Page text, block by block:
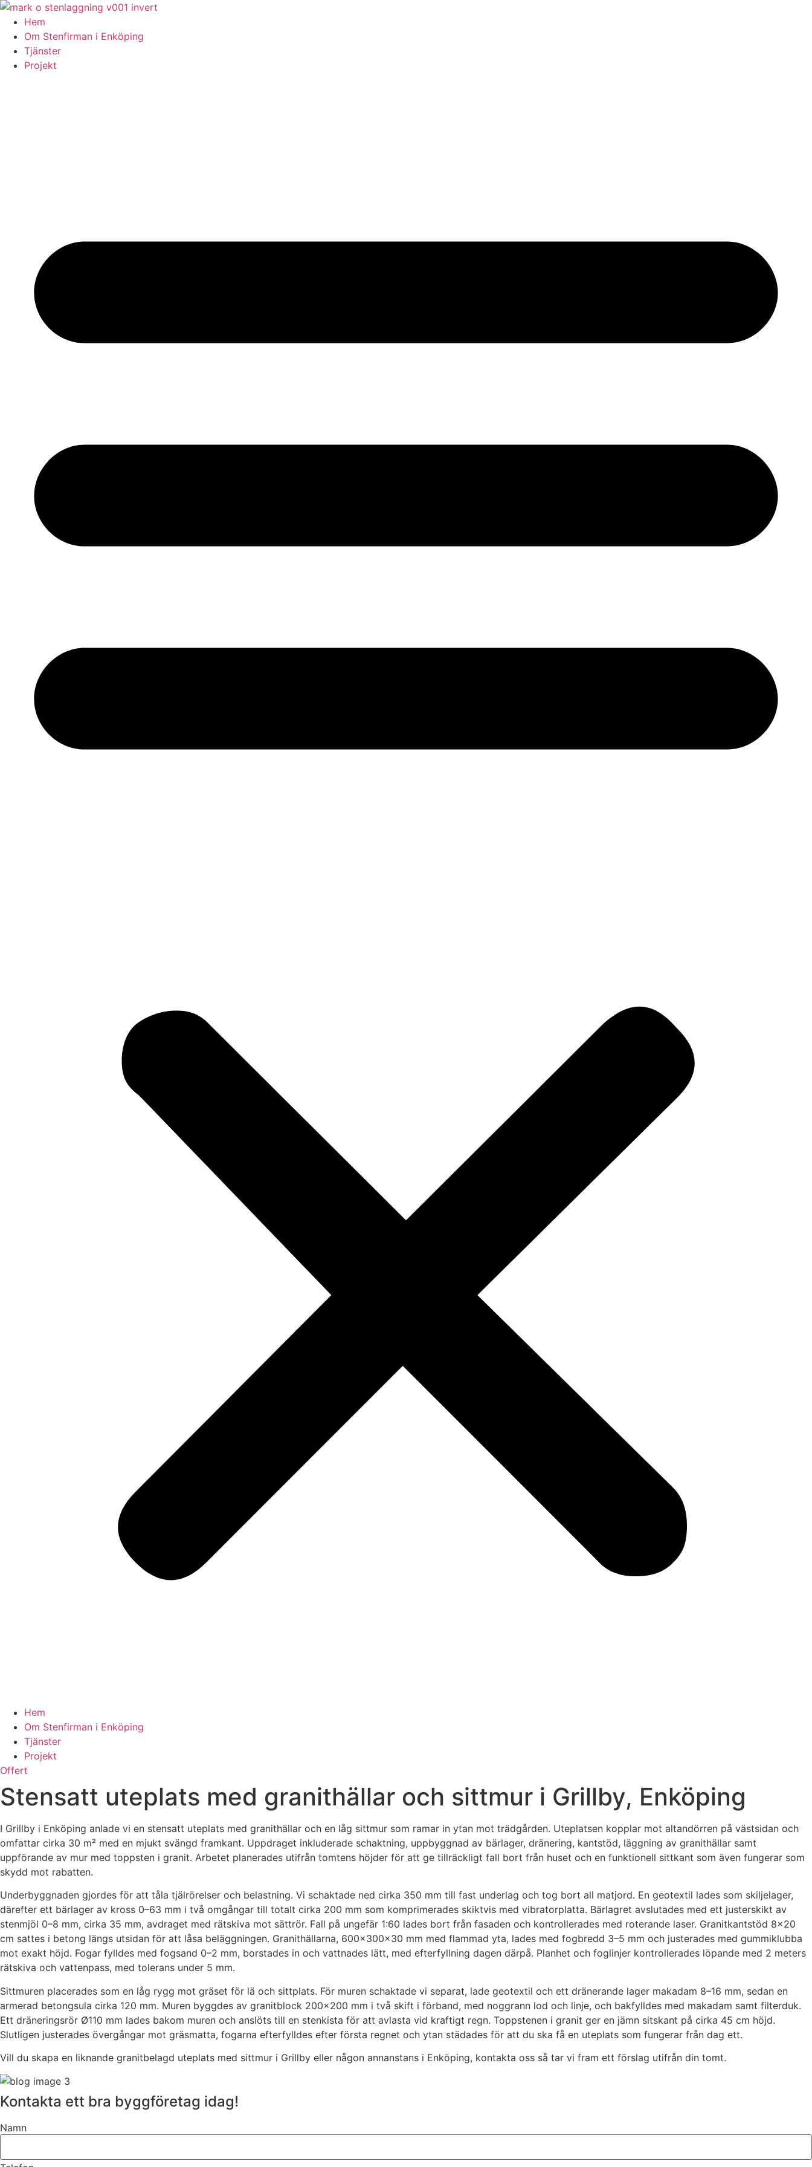
Skip
content
Hem
Om Stenfirman i Enköping
Tjänster
Projekt
Hem
Om Stenfirman i Enköping
Tjänster
Projekt
Offert
Stensatt uteplats med granithällar och sittmur i Grillby, Enköping
I Grillby i Enköping anlade vi en stensatt uteplats med granithällar och en låg sittmur som ramar in ytan mot trädgården. Uteplatsen kopplar mot altandörren på västsidan och
omfattar cirka 30 m² med en mjukt svängd framkant. Uppdraget inkluderade schaktning, uppbyggnad av bärlager, dränering, kantstöd, läggning av granithällar samt
uppförande av mur med toppsten i granit. Arbetet planerades utifrån tomtens höjder för att ge tillräckligt fall bort från huset och en funktionell sittkant som även fungerar som
skydd mot rabatten.
Underbyggnaden gjordes för att tåla tjälrörelser och belastning. Vi schaktade ned cirka 350 mm till fast underlag och tog bort all matjord. En geotextil lades som skiljelager,
därefter ett bärlager av kross 0–63 mm i två omgångar till totalt cirka 200 mm som komprimerades skiktvis med vibratorplatta. Bärlagret avslutades med ett justerskikt av
stenmjöl 0–8 mm, cirka 35 mm, avdraget med rätskiva mot sättrör. Fall på ungefär 1:60 lades bort från fasaden och kontrollerades med roterande laser. Granitkantstöd 8×20
cm sattes i betong längs utsidan för att låsa beläggningen. Granithällarna, 600x300x30 mm med flammad yta, lades med fogbredd 3–5 mm och justerades med gummiklubba
mot exakt höjd. Fogar fylldes med fogsand 0–2 mm, borstades in och vattnades lätt, med efterfyllning dagen därpå. Planhet och foglinjer kontrollerades löpande med 2 meters
rätskiva och vattenpass, med tolerans under 5 mm.
Sittmuren placerades som en låg rygg mot gräset för lä och sittplats. För muren schaktade vi separat, lade geotextil och ett dränerande lager makadam 8–16 mm, sedan en
armerad betongsula cirka 120 mm. Muren byggdes av granitblock 200×200 mm i två skift i förband, med noggrann lod och linje, och bakfylldes med makadam samt filterduk.
Ett dräneringsrör Ø110 mm lades bakom muren och anslöts till en stenkista för att avlasta vid kraftigt regn. Toppstenen i granit ger en jämn sitskant på cirka 45 cm höjd.
Slutligen justerades övergångar mot gräsmatta, fogarna efterfylldes efter första regnet och ytan städades för att du ska få en uteplats som fungerar från dag ett.
Vill du skapa en liknande granitbelagd uteplats med sittmur i Grillby eller någon annanstans i Enköping, kontakta oss så tar vi fram ett förslag utifrån din tomt.
Kontakta ett bra byggföretag idag!
Namn